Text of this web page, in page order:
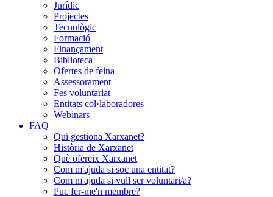
Jurídic
Projectes
Tecnològic
Formació
Finançament
Biblioteca
Ofertes de feina
Assessorament
Fes voluntariat
Entitats col·laboradores
Webinars
FAQ
Qui gestiona Xarxanet?
Història de Xarxanet
Què ofereix Xarxanet
Com m'ajuda si soc una entitat?
Com m'ajuda si vull ser voluntari/a?
Puc fer-me'n membre?